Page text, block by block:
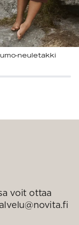
neuletakki
voit ottaa